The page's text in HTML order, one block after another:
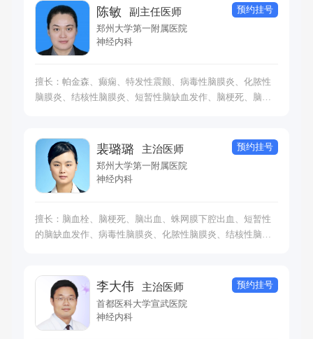
感染相关疾病咨询与预防。
陈敏 副主任医师
郑州大学第一附属医院
神经内科
预约挂号
擅长：帕金森、癫痫、特发性震颤、病毒性脑膜炎、化脓性
脑膜炎、结核性脑膜炎、短暂性脑缺血发作、脑梗死、脑栓
裴璐璐 主治医师
郑州大学第一附属医院
神经内科
预约挂号
擅长：脑血栓、脑梗死、脑出血、蛛网膜下腔出血、短暂性
的脑缺血发作、病毒性脑膜炎、化脓性脑膜炎、结核性脑膜
李大伟 主治医师
首都医科大学宣武医院
神经内科
预约挂号